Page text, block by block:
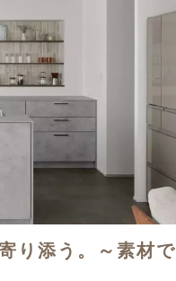
り添う。～素材で